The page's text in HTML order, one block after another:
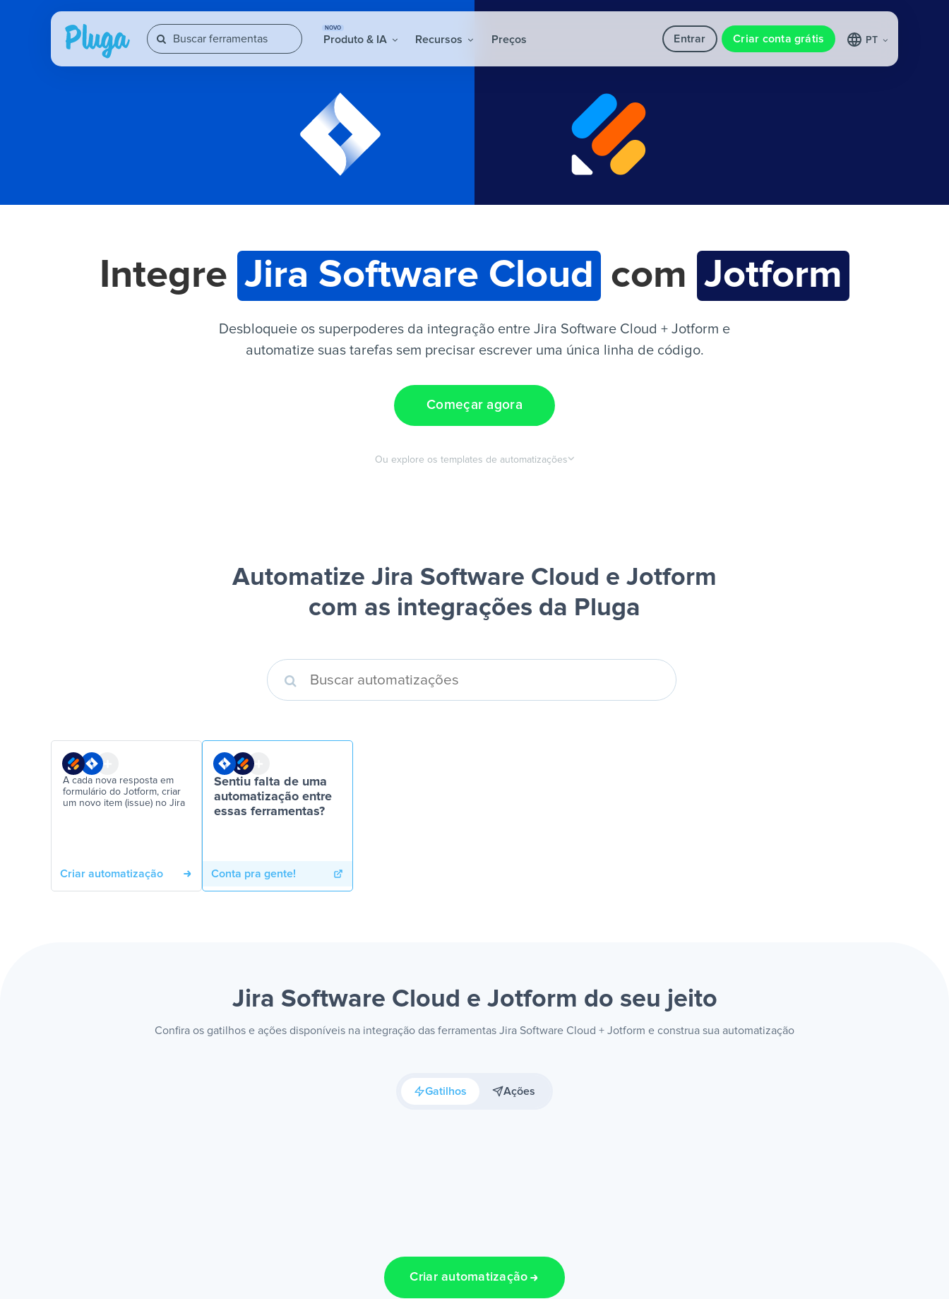
NOVO
Produto & IA Recursos Preços Entrar Criar conta grátis PT
Integre Jira Software Cloud com Jotform
Desbloqueie os superpoderes da integração entre Jira Software Cloud + Jotform e
automatize suas tarefas sem precisar escrever uma única linha de código.
Começar agora
Ou explore os templates de automatizações
Automatize Jira Software Cloud e Jotform
com as integrações da Pluga
A cada nova resposta em
formulário do Jotform, criar
um novo item (issue) no Jira
Criar automatização
Sentiu falta de uma
automatização entre
essas ferramentas?
Conta pra gente!
Jira Software Cloud e Jotform do seu jeito
Confira os gatilhos e ações disponíveis na integração das ferramentas Jira Software Cloud + Jotform e construa sua automatização
Gatilhos Ações
Criar automatização